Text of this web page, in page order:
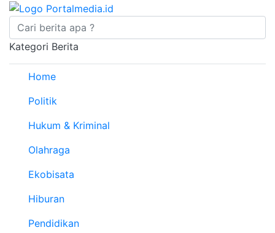
Kategori Berita
Home
Politik
Hukum & Kriminal
Olahraga
Ekobisata
Hiburan
Pendidikan